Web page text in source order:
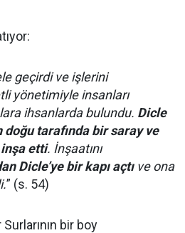
geçirdi ve işlerini
yönetimiyle insanları
ihsanlarda bulundu. Dicle
tarafında bir saray ve
etti. İnşaatını
Dicle’ye bir kapı açtıve ona
” (s. 54)
bir boy